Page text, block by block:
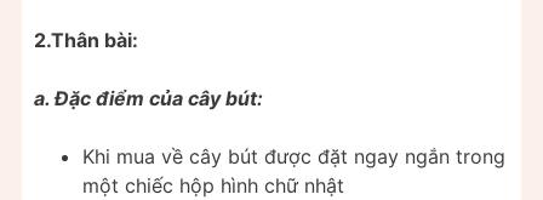
2.Thân bài:
a. Đặc điểm của cây bút:
Khi mua về cây bút được đặt ngay ngắn trong
một chiếc hộp hình chữ nhật